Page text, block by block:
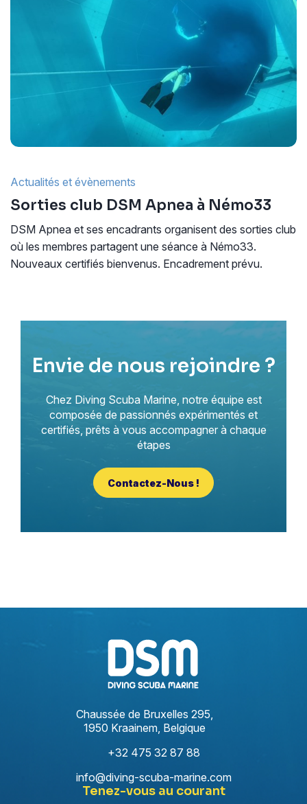
Actualités et évènements
Sorties club DSM Apnea à Némo33
DSM Apnea et ses encadrants organisent des sorties club
où les membres partagent une séance à Némo33.
Nouveaux certifiés bienvenus. Encadrement prévu.
Envie de nous rejoindre ?
Chez Diving Scuba Marine, notre équipe est
composée de passionnés expérimentés et
certifiés, prêts à vous accompagner à chaque
étapes
Contactez-Nous !
Chaussée de Bruxelles 295,
1950 Kraainem, Belgique
+32 475 32 87 88
info@diving-scuba-marine.com
Tenez-vous au courant